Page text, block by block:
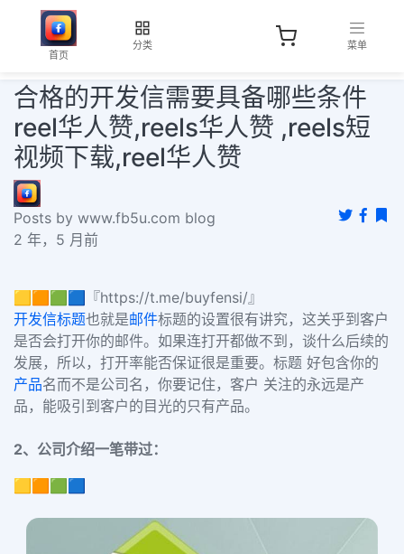
首页
分类 菜单
合格的开发信需要具备哪些条件
reel华人赞,reels华人赞 ,reels短
视频下载,reel华人赞
Posts by www.fb5u.com blog
2 年，5 月前
🟨🟧🟩🟦『https://t.me/buyfensi/』
开发信标题也就是邮件标题的设置很有讲究，这关乎到客户
是否会打开你的邮件。如果连打开都做不到，谈什么后续的
发展，所以，打开率能否保证很是重要。标题 好包含你的
产品名而不是公司名，你要记住，客户 关注的永远是产
品，能吸引到客户的目光的只有产品。
2、公司介绍一笔带过：
🟨🟧🟩🟦